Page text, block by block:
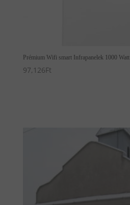
Prémium Wifi smart Infrapanelek 1000 Watt
97,126Ft